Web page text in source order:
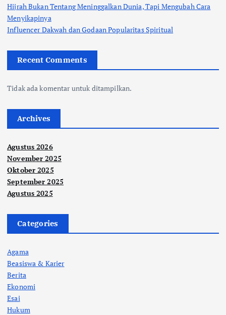
Hijrah Bukan Tentang Meninggalkan Dunia, Tapi Mengubah Cara
Menyikapinya
Influencer Dakwah dan Godaan Popularitas Spiritual
Recent Comments
Tidak ada komentar untuk ditampilkan.
Archives
Agustus 2026
November 2025
Oktober 2025
September 2025
Agustus 2025
Categories
Agama
Beasiswa & Karier
Berita
Ekonomi
Esai
Hukum